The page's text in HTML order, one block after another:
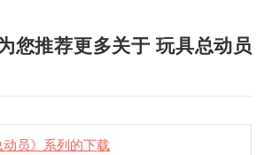
您推荐更多关于 玩具总动员
员》系列的下载